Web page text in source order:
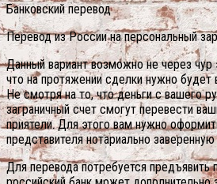
Банковский перевод
Перевод из России на персональный
Данный вариант возможно не через
что на протяжении сделки нужно
Не смотря на то, что деньги с вашего
заграничный счет смогут перевести
приятели. Для этого вам нужно
представителя нотариально
Для перевода потребуется предъявить